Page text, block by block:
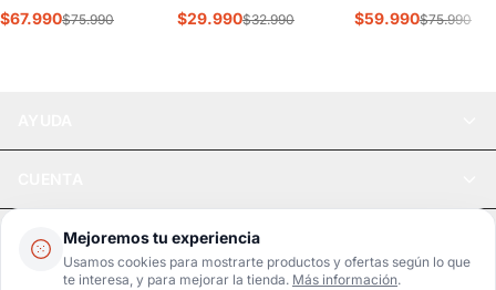
Mejoremos tu experiencia
Usamos cookies para mostrarte productos y ofertas según lo que
te interesa, y para mejorar la tienda. Más información.
MERCURIAL VAPOR 15
$67.990$75.990
ADULTO | SPS-11
$29.990$32.990
10 CLUB FG/MG
$59.990$75.990
LEGAL